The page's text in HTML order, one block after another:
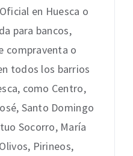
en Huesca o
para bancos,
compraventa o
todos los barrios
como Centro,
Santo Domingo
Socorro, María
Pirineos,